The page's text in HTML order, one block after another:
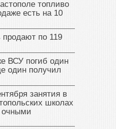
топливо
есть на 10
по 119
ВСУ погиб один
один получил
занятия в
школах
очными